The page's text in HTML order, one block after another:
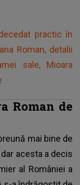
practic în
Roman, detalii
sale, Mioara
Roman de
mai bine de
acesta a decis
al României a